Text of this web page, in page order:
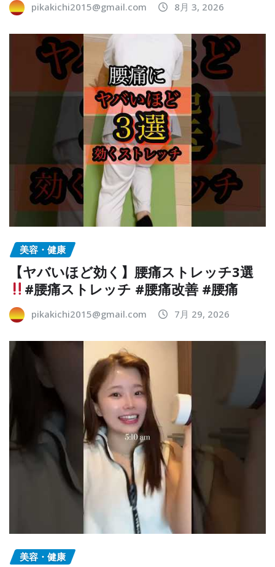
pikakichi2015@gmail.com 8月 3, 2026
美容・健康
【ヤバいほど効く】腰痛ストレッチ3選
#腰痛ストレッチ #腰痛改善 #腰痛
pikakichi2015@gmail.com 7月 29, 2026
美容・健康